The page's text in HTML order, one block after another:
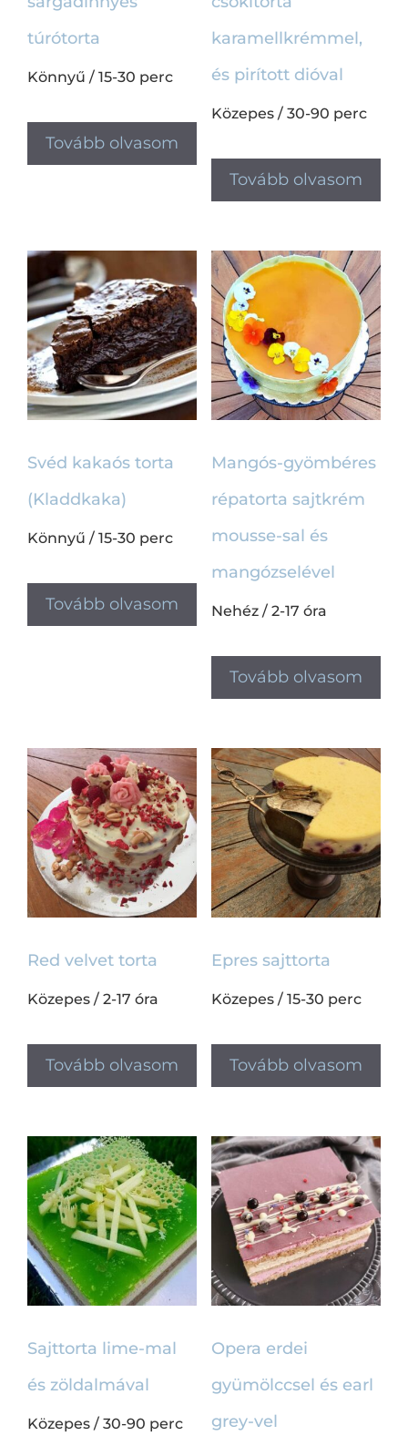
túrótorta
Könnyű / 15-30 perc
Tovább olvasom
karamellkrémmel,
és pirított dióval
Közepes/ 30-90 perc
Tovább olvasom
Svéd kakaós torta
(Kladdkaka)
Könnyű / 15-30 perc
Tovább olvasom
Mangós-gyömbéres
répatorta sajtkrém
mousse-sal és
mangózselével
Nehéz/ 2-17 óra
Tovább olvasom
Red velvet torta
Közepes / 2-17 óra
Tovább olvasom
Epres sajttorta
Közepes/ 15-30 perc
Tovább olvasom
Sajttorta lime-mal
és zöldalmával
Közepes / 30-90 perc
Opera erdei
gyümölccsel és earl
grey-vel